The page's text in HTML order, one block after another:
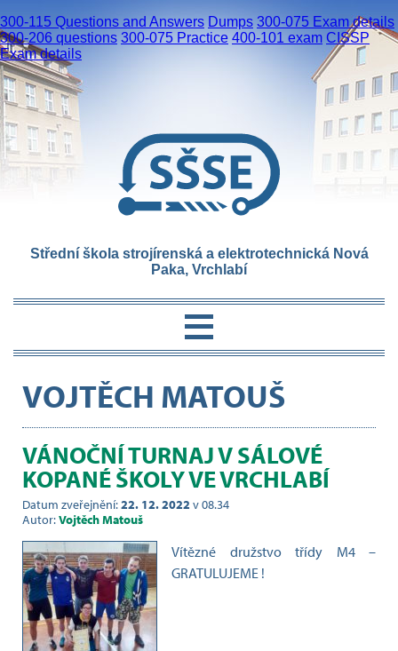
300-115 Questions and Answers Dumps 300-075 Exam details
300-206 questions 300-075 Practice 400-101 exam CISSP
Exam details
Střední škola strojírenská a elektrotechnická Nová
Paka, Vrchlabí
VOJTĚCH MATOUŠ
VÁNOČNÍ TURNAJ V SÁLOVÉ
KOPANÉ ŠKOLY VE VRCHLABÍ
Datum zveřejnění:22. 12. 2022 v 08.34
Autor:Vojtěch Matouš
Vítězné družstvo třídy M4 –
GRATULUJEME !